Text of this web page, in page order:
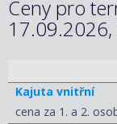
Ceny pro
Kajuta vnitřní
cena za 1. a 2.